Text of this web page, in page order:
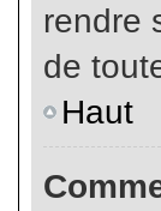
rendre
de
Haut